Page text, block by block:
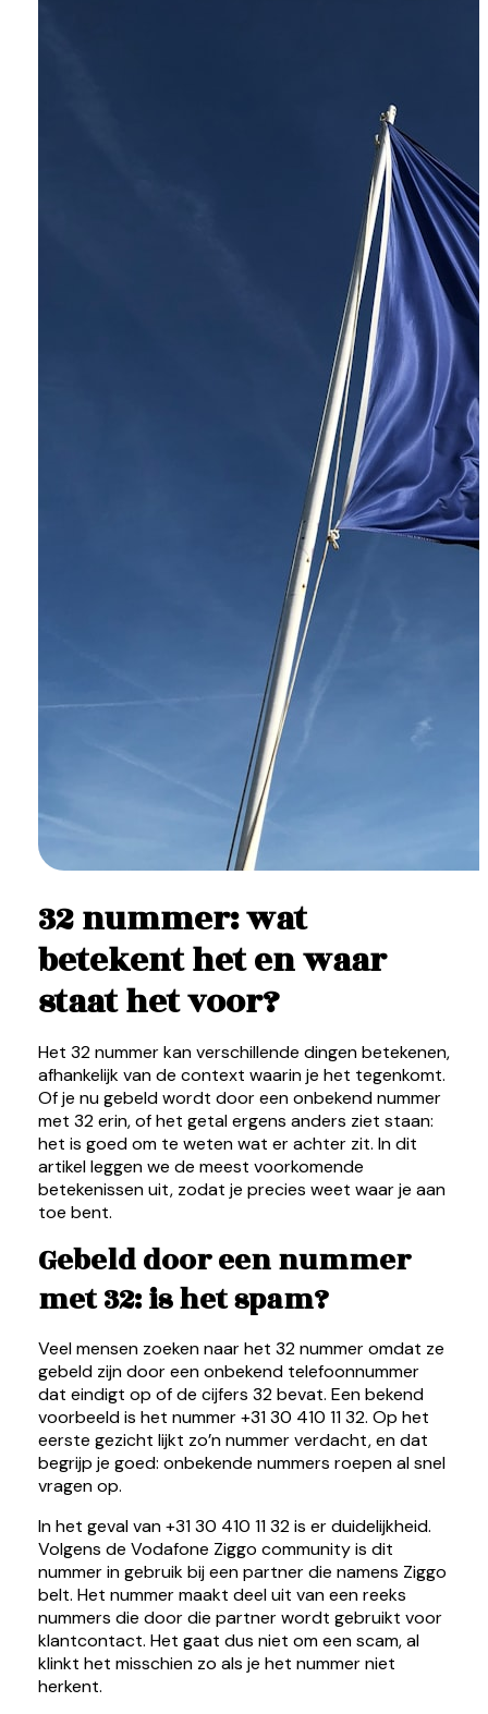
32 nummer: wat
betekent het en waar
staat het voor?
Het 32 nummer kan verschillende dingen betekenen,
afhankelijk van de context waarin je het tegenkomt.
Of je nu gebeld wordt door een onbekend nummer
met 32 erin, of het getal ergens anders ziet staan:
het is goed om te weten wat er achter zit. In dit
artikel leggen we de meest voorkomende
betekenissen uit, zodat je precies weet waar je aan
toe bent.
Gebeld door een nummer
met 32: is het spam?
Veel mensen zoeken naar het 32 nummer omdat ze
gebeld zijn door een onbekend telefoonnummer
dat eindigt op of de cijfers 32 bevat. Een bekend
voorbeeld is het nummer +31 30 410 11 32. Op het
eerste gezicht lijkt zo’n nummer verdacht, en dat
begrijp je goed: onbekende nummers roepen al snel
vragen op.
In het geval van +31 30 410 11 32 is er duidelijkheid.
Volgens de Vodafone Ziggo community is dit
nummer in gebruik bij een partner die namens Ziggo
belt. Het nummer maakt deel uit van een reeks
nummers die door die partner wordt gebruikt voor
klantcontact. Het gaat dus niet om een scam, al
klinkt het misschien zo als je het nummer niet
herkent.